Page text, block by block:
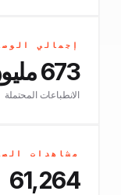
إجمالي
673 مليون+
الانطباعات المحتملة
مشاهدات
61,264